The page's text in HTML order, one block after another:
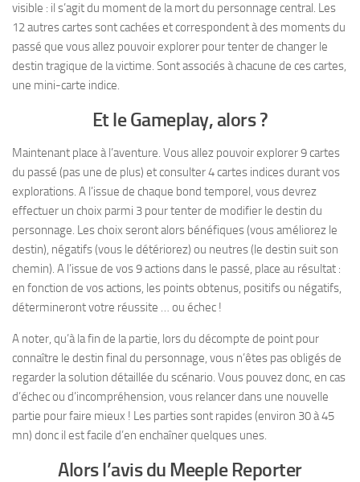
visible : il s’agit du moment de la mort du personnage central. Les
12 autres cartes sont cachées et correspondent à des moments du
passé que vous allez pouvoir explorer pour tenter de changer le
destin tragique de la victime. Sont associés à chacune de ces cartes,
une mini-carte indice.
Et le Gameplay, alors ?
Maintenant place à l’aventure. Vous allez pouvoir explorer 9 cartes
du passé (pas une de plus) et consulter 4 cartes indices durant vos
explorations. A l’issue de chaque bond temporel, vous devrez
effectuer un choix parmi 3 pour tenter de modifier le destin du
personnage. Les choix seront alors bénéfiques (vous améliorez le
destin), négatifs (vous le détériorez) ou neutres (le destin suit son
chemin). A l’issue de vos 9 actions dans le passé, place au résultat :
en fonction de vos actions, les points obtenus, positifs ou négatifs,
détermineront votre réussite … ou échec !
A noter, qu’à la fin de la partie, lors du décompte de point pour
connaître le destin final du personnage, vous n’êtes pas obligés de
regarder la solution détaillée du scénario. Vous pouvez donc, en cas
d’échec ou d’incompréhension, vous relancer dans une nouvelle
partie pour faire mieux ! Les parties sont rapides (environ 30 à 45
mn) donc il est facile d’en enchaîner quelques unes.
Alors l’avis du Meeple Reporter